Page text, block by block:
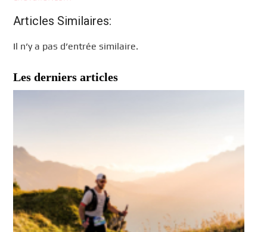
Articles Similaires:
Il n’y a pas d’entrée similaire.
Les derniers articles